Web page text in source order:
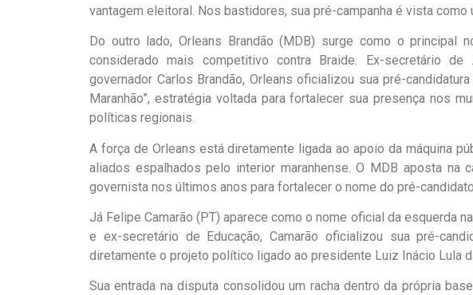
vantagem eleitoral. Nos bastidores, sua pré-campanha é vista como
Do outro lado, Orleans Brandão (MDB) surge como o principal
considerado mais competitivo contra Braide. Ex-secretário
governador Carlos Brandão, Orleans oficializou sua pré-
Maranhão”, estratégia voltada para fortalecer sua presença nos
políticas regionais.
A força de Orleans está diretamente ligada ao apoio da máquina
aliados espalhados pelo interior maranhense. O MDB aposta na
governista nos últimos anos para fortalecer o nome do pré-
Já Felipe Camarão (PT) aparece como o nome oficial da esquerda
e ex-secretário de Educação, Camarão oficializou sua pré-
diretamente o projeto político ligado ao presidente Luiz Inácio Lula
Sua entrada na disputa consolidou um racha dentro da própria